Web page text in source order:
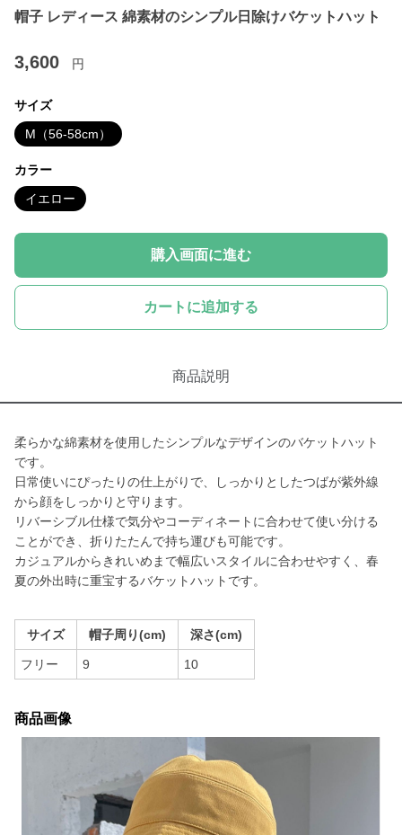
帽子 レディース 綿素材のシンプル日除けバケットハット
3,600 円
サイズ
M（56-58cm）
カラー
イエロー
購入画面に進む
カートに追加する
商品説明
柔らかな綿素材を使用したシンプルなデザインのバケットハット
です。
日常使いにぴったりの仕上がりで、しっかりとしたつばが紫外線
から顔をしっかりと守ります。
リバーシブル仕様で気分やコーディネートに合わせて使い分ける
ことができ、折りたたんで持ち運びも可能です。
カジュアルからきれいめまで幅広いスタイルに合わせやすく、春
夏の外出時に重宝するバケットハットです。
サイズ 帽子周り(cm) 深さ(cm)
フリー 9 10
商品画像